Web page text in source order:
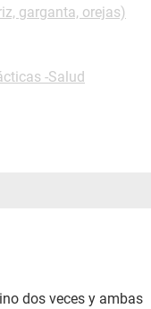
garganta, orejas)
-Salud
dos veces y ambas